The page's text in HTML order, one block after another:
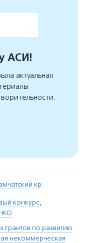
АСИ!
актуальная
кр.
конкурс,
грантов по развитию
некоммерческая